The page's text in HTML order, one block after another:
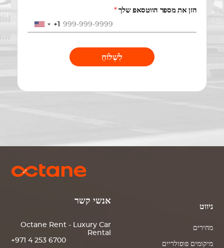
הזן את מספר הווטסאפ שלך*
+1
לִשְׁלוֹחַ
אנשי קשר
Octane Rent - Luxury Car
Rental
+971 4 253 6700
ניווט
מחירים
מיקומים פופולריים